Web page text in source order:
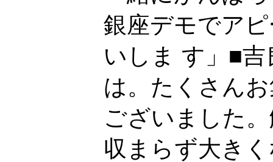
銀座デモでア
いしま す」■
は。たくさん
ございました
収まらず大き